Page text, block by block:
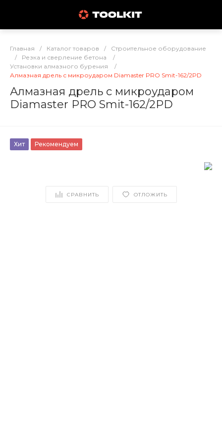
Главная / Каталог товаров /
Строительное оборудование
/
Резка и сверление бетона
/
Установки алмазного бурения
/
Алмазная дрель с микроударом Diamaster PRO Smit-162/2PD
Алмазная дрель с микроударом
Diamaster PRO Smit-162/2PD
Хит Рекомендуем
СРАВНИТЬ ОТЛОЖИТЬ